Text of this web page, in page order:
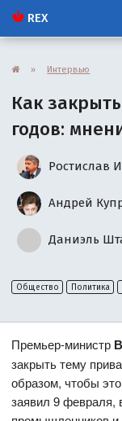
REX
» Интервью
Как
годов:
Ростислав
Андрей
Даниэль
Общество Политика
Премьер-министр
закрыть тему
образом, чтобы
заявил 9 февраля,